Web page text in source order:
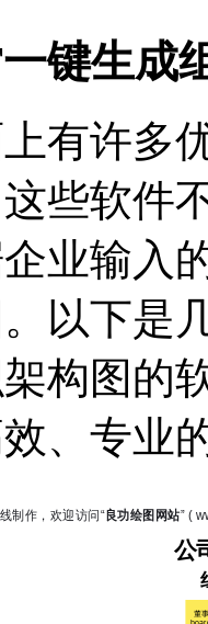
键生成
有许多
些软件
业输入
以下是
构图的
、专业